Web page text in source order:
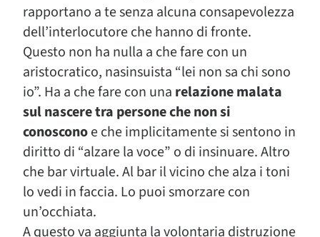
rapportano a te senza alcuna consapevolezza
dell’interlocutore che hanno di fronte.
Questo non ha nulla a che fare con un
aristocratico, nasinsuista “lei non sa chi sono
io”. Ha a che fare con una relazione malata
sul nascere tra persone che non si
conosconoe che implicitamente si sentono in
diritto di “alzare la voce” o di insinuare. Altro
che bar virtuale. Al bar il vicino che alza i toni
lo vedi in faccia. Lo puoi smorzare con
un’occhiata.
A questo va aggiunta la volontaria distruzione